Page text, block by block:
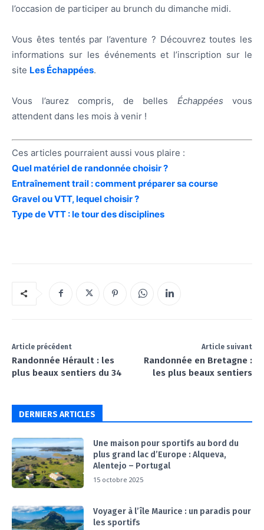
l’occasion de participer au brunch du dimanche midi.
Vous êtes tentés par l’aventure ? Découvrez toutes les
informations sur les événements et l’inscription sur le
site Les Échappées.
Vous l’aurez compris, de belles Échappées vous
attendent dans les mois à venir !
Ces articles pourraient aussi vous plaire :
Quel matériel de randonnée choisir ?
Entraînement trail : comment préparer sa course
Gravel ou VTT, lequel choisir ?
Type de VTT : le tour des disciplines
Article précédent
Randonnée Hérault : les
plus beaux sentiers du 34
Article suivant
Randonnée en Bretagne :
les plus beaux sentiers
DERNIERS ARTICLES
Une maison pour sportifs au bord du
plus grand lac d’Europe : Alqueva,
Alentejo – Portugal
15 octobre 2025
Voyager à l’île Maurice : un paradis pour
les sportifs